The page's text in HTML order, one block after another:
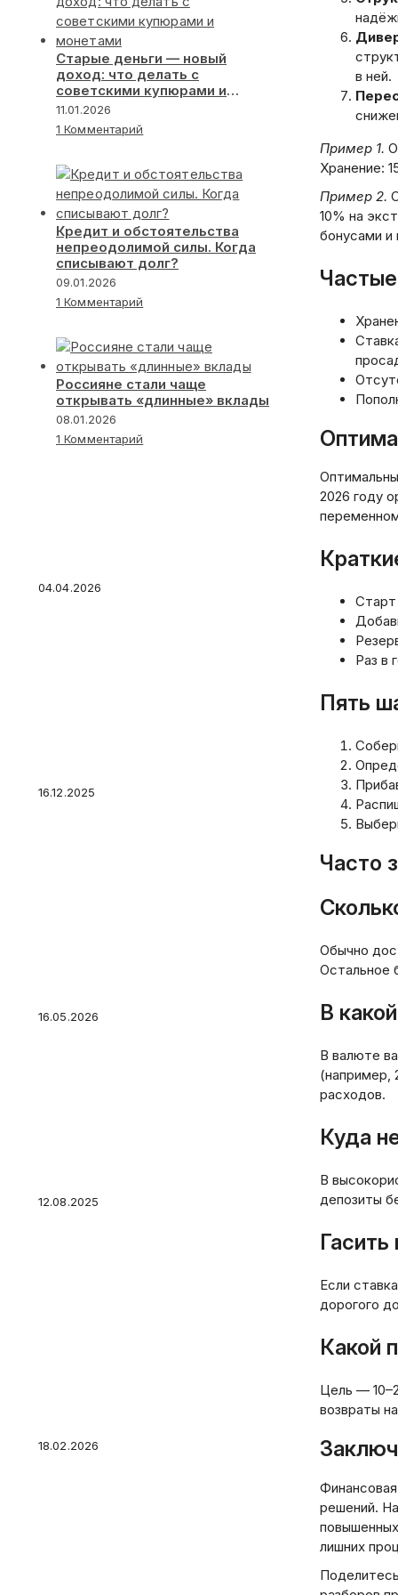
в ней.
Пример 1.
Хранение:
Пример 2.
10% на
бонусами и
2026 году
Старт
Раз в
Пять
Часто
Обычно
Остальное
В
В валюте
(например,
расходов.
Куда
В
депозиты
Если
дорогого
Какой
Цель —
возвраты
решений.
лишних
Старые деньги — новый
доход: что делать с
советскими купюрами и
монетами
11.01.2026
1 Комментарий
Кредит и обстоятельства
непреодолимой силы. Когда
списывают долг?
09.01.2026
1 Комментарий
Россияне стали чаще
открывать «длинные» вклады
08.01.2026
1 Комментарий
04.04.2026
16.12.2025
16.05.2026
12.08.2025
18.02.2026